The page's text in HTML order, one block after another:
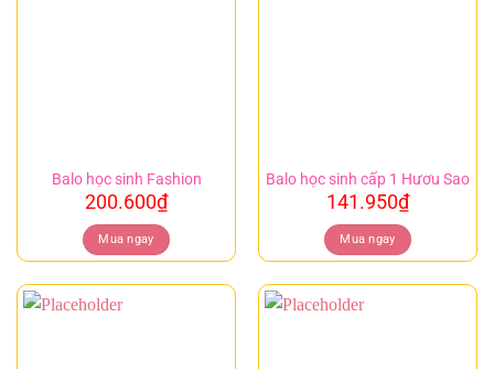
Balo học sinh Fashion
200.600₫
Mua ngay
Balo học sinh cấp 1 Hươu Sao
141.950₫
Mua ngay